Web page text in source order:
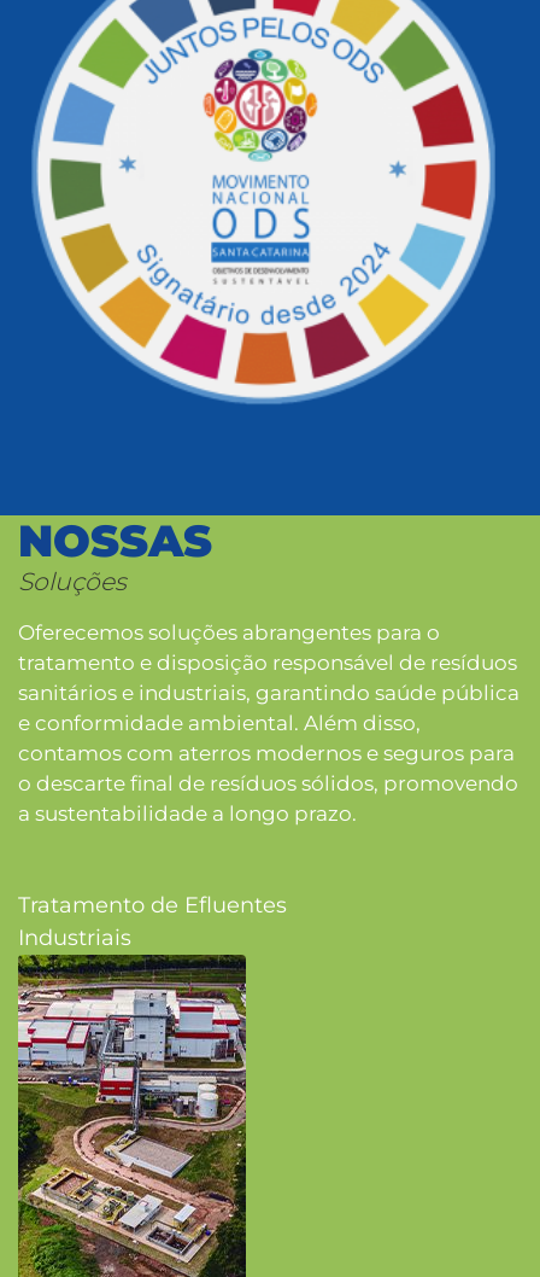
NOSSAS
Soluções
Oferecemos soluções abrangentes para o
tratamento e disposição responsável de resíduos
sanitários e industriais, garantindo saúde pública
e conformidade ambiental. Além disso,
contamos com aterros modernos e seguros para
o descarte final de resíduos sólidos, promovendo
a sustentabilidade a longo prazo.
Tratamento de Efluentes
Industriais